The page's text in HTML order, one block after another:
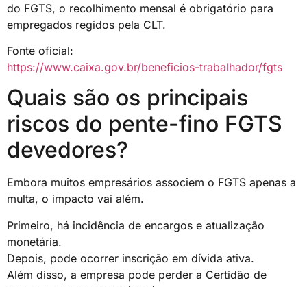
do FGTS, o recolhimento mensal é obrigatório para
empregados regidos pela CLT.
Fonte oficial:
https://www.caixa.gov.br/beneficios-trabalhador/fgts
Quais são os principais
riscos do pente-fino FGTS
devedores?
Embora muitos empresários associem o FGTS apenas a
multa, o impacto vai além.
Primeiro, há incidência de encargos e atualização
monetária.
Depois, pode ocorrer inscrição em dívida ativa.
Além disso, a empresa pode perder a Certidão de